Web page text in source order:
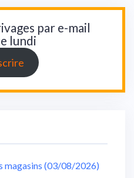
par e-mail
lundi
magasins (03/08/2026)